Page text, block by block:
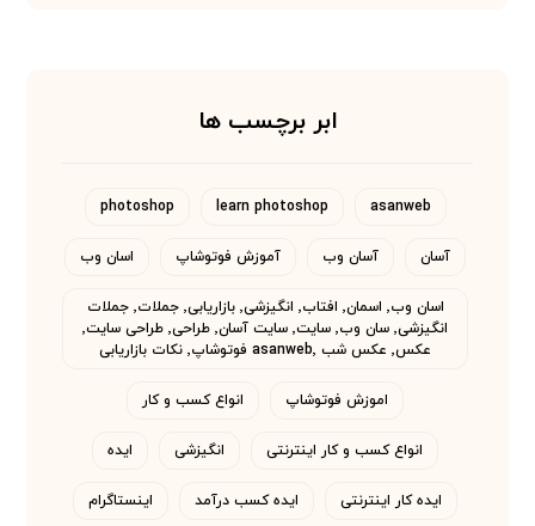
ابر برچسب ها
asanweb
learn photoshop
photoshop
آسان آسان وب آموزش فوتوشاپ اسان وب
اسان وب٬ اسمان٬ افتاب٬ انگیزشی٬ بازاریابی٬ جملات٬ جملات
انگیزشی٬ سان وب٬ سایت٬ سایت آسان٬ طراحی٬ طراحی سایت٬
عکس٬ عکس شب asanweb٬ فوتوشاپ٬ نکات بازاریابی
اموزش فوتوشاپ انواع کسب و کار
انواع کسب و کار اینترنتی انگیزشی ایده
ایده کار اینترنتی ایده کسب درآمد اینستاگرام